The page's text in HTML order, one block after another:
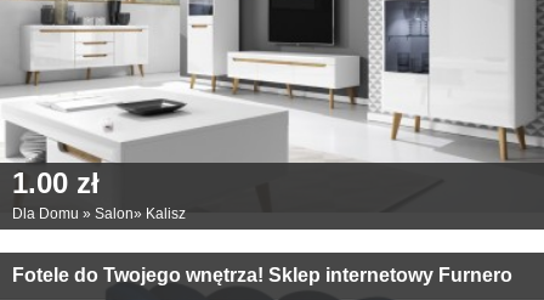
1.00 zł
Dla Domu » Salon» Kalisz
Fotele do Twojego wnętrza! Sklep internetowy Furnero